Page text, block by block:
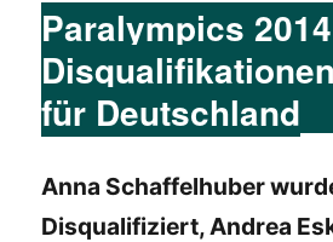
Paralympics
für Deutschland
Anna Schaffelhuber
Disqualifiziert, Andrea